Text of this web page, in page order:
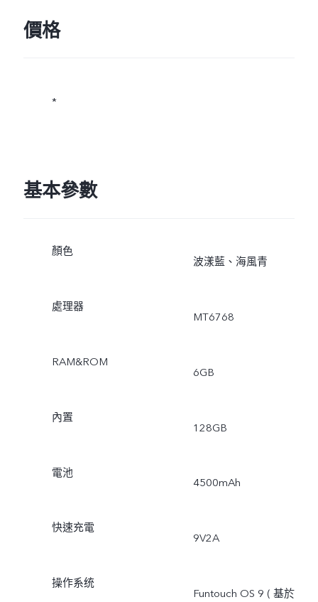
價格
*
基本參數
顏色
波漾藍、海風青
處理器
MT6768
RAM&ROM
6GB
內置
128GB
電池
4500mAh
快速充電
9V2A
操作系统
Funtouch OS 9 ( 基於